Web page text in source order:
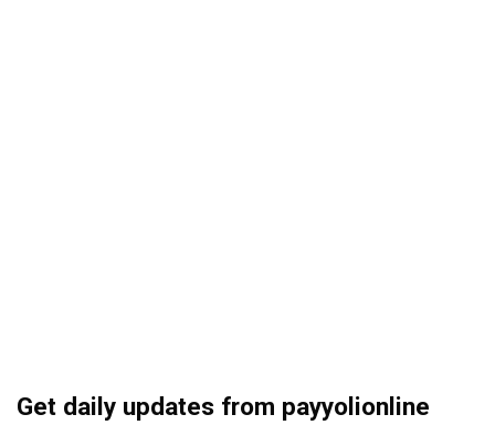
Get daily updates from payyolionline